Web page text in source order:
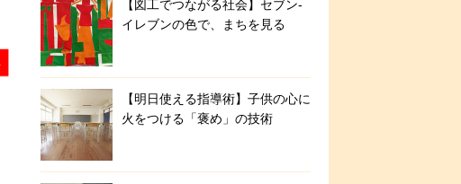
【図工でつながる社会】セブン‐
イレブンの色で、まちを見る
【明日使える指導術】子供の心に
火をつける「褒め」の技術